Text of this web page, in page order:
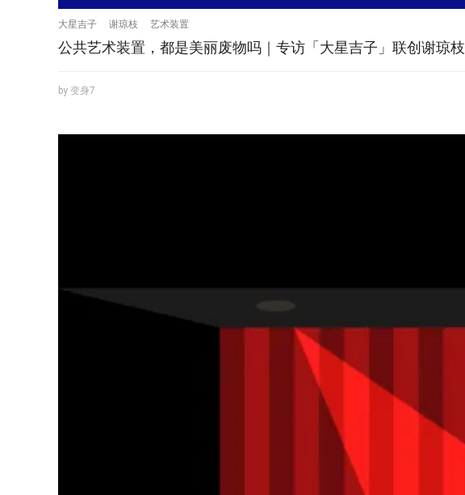
大星吉子 谢琼枝 艺术装置
公共艺术装置，都是美丽废物吗｜专访「大星吉子」联创谢琼枝
by 变身7